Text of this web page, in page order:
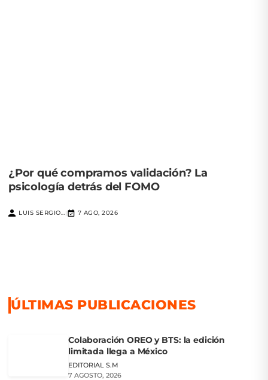
¿Por qué compramos validación? La
psicología detrás del FOMO
LUIS SERGIO...| 7 AGO, 2026
ÚLTIMAS PUBLICACIONES
Colaboración OREO y BTS: la edición
limitada llega a México
EDITORIAL S.M
7 AGOSTO, 2026